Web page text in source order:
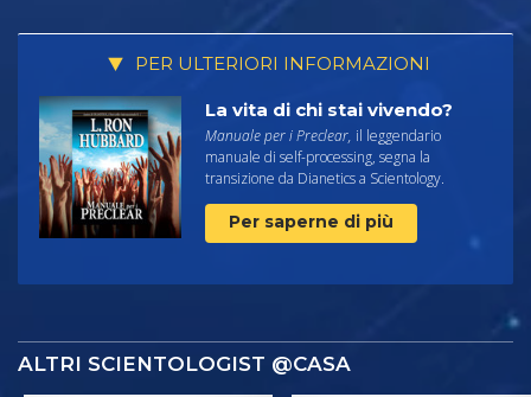
PER ULTERIORI INFORMAZIONI
La vita di chi stai vivendo?
Manuale per i Preclear, il leggendario
manuale di self-processing, segna la
transizione da Dianetics a Scientology.
Per saperne di più
ALTRI SCIENTOLOGIST @CASA